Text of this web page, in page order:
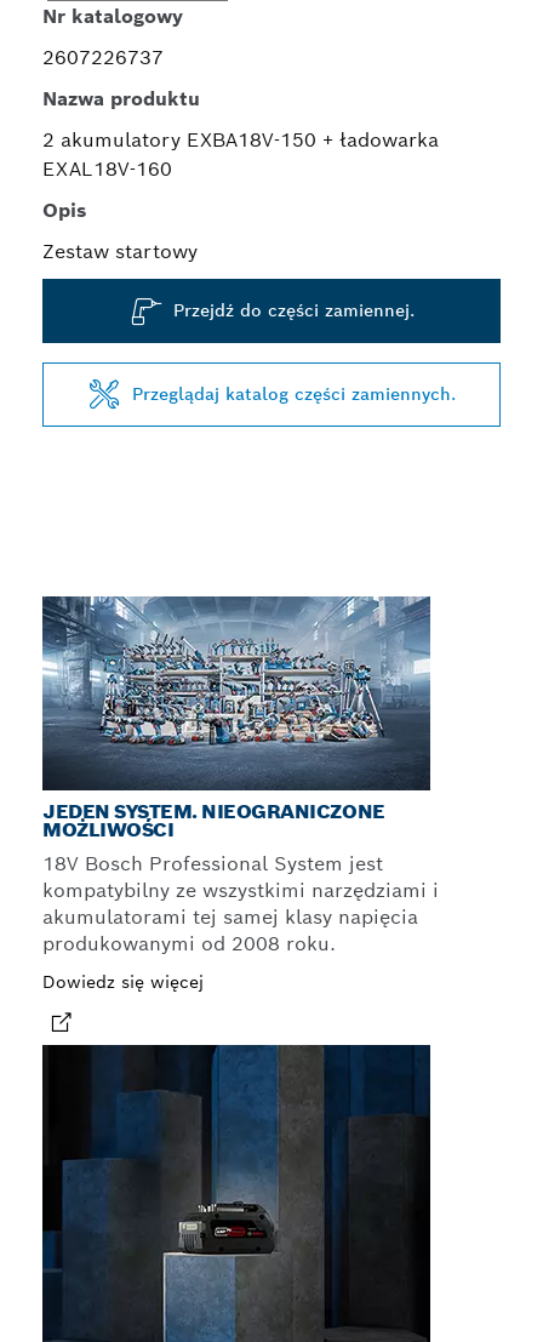
Nr katalogowy
2607226737
Nazwa produktu
2 akumulatory EXBA18V-150 + ładowarka
EXAL18V-160
Opis
Zestaw startowy
Przejdź do części zamiennej.
Przeglądaj katalog części zamiennych.
JEDEN SYSTEM. NIEOGRANICZONE
MOŻLIWOŚCI
18V Bosch Professional System jest
kompatybilny ze wszystkimi narzędziami i
akumulatorami tej samej klasy napięcia
produkowanymi od 2008 roku.
Dowiedz się więcej